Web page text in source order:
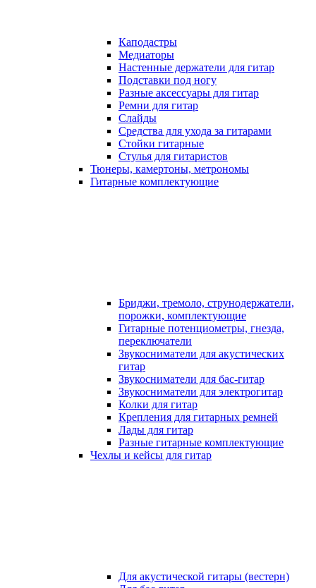
Каподастры
Медиаторы
Настенные держатели для гитар
Подставки под ногу
Разные аксессуары для гитар
Ремни для гитар
Слайды
Средства для ухода за гитарами
Стойки гитарные
Стулья для гитаристов
Тюнеры, камертоны, метрономы
Гитарные комплектующие
Бриджи, тремоло, струнодержатели,
порожки, комплектующие
Гитарные потенциометры, гнезда,
переключатели
Звукосниматели для акустических
гитар
Звукосниматели для бас-гитар
Звукосниматели для электрогитар
Колки для гитар
Крепления для гитарных ремней
Лады для гитар
Разные гитарные комплектующие
Чехлы и кейсы для гитар
Для акустической гитары (вестерн)